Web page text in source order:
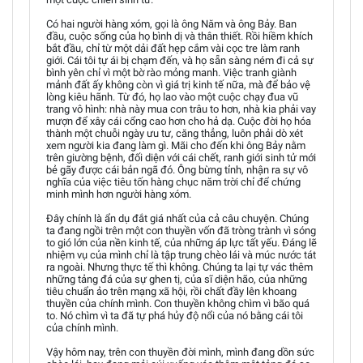
Có hai người hàng xóm, gọi là ông Năm và ông Bảy. Ban
đầu, cuộc sống của họ bình dị và thân thiết. Rồi hiềm khích
bắt đầu, chỉ từ một dải đất hẹp cắm vài cọc tre làm ranh
giới. Cái tôi tự ái bị chạm đến, và họ sẵn sàng ném đi cả sự
bình yên chỉ vì một bờ rào mỏng manh. Việc tranh giành
mảnh đất ấy không còn vì giá trị kinh tế nữa, mà để bảo vệ
lòng kiêu hãnh. Từ đó, họ lao vào một cuộc chạy đua vũ
trang vô hình: nhà này mua con trâu to hơn, nhà kia phải vay
mượn để xây cái cổng cao hơn cho hả dạ. Cuộc đời họ hóa
thành một chuỗi ngày ưu tư, căng thẳng, luôn phải dò xét
xem người kia đang làm gì. Mãi cho đến khi ông Bảy nằm
trên giường bệnh, đối diện với cái chết, ranh giới sinh tử mới
bẻ gãy được cái bản ngã đó. Ông bừng tỉnh, nhận ra sự vô
nghĩa của việc tiêu tốn hàng chục năm trời chỉ để chứng
minh mình hơn người hàng xóm.
Đây chính là ẩn dụ đắt giá nhất của cả câu chuyện. Chúng
ta đang ngồi trên một con thuyền vốn đã tròng trành vì sóng
to gió lớn của nền kinh tế, của những áp lực tất yếu. Đáng lẽ
nhiệm vụ của mình chỉ là tập trung chèo lái và múc nước tát
ra ngoài. Nhưng thực tế thì không. Chúng ta lại tự vác thêm
những tảng đá của sự ghen tị, của sĩ diện hão, của những
tiêu chuẩn ảo trên mạng xã hội, rồi chất đầy lên khoang
thuyền của chính mình. Con thuyền không chìm vì bão quá
to. Nó chìm vì ta đã tự phá hủy độ nổi của nó bằng cái tôi
của chính mình.
Vậy hôm nay, trên con thuyền đời mình, mình đang dồn sức